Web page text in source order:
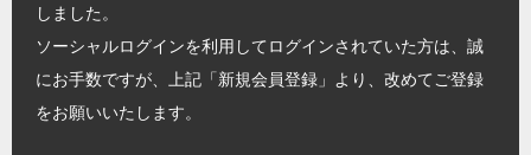
しました。
ソーシャルログインを利用してログインされていた方は、誠
にお手数ですが、上記「新規会員登録」より、改めてご登録
をお願いいたします。